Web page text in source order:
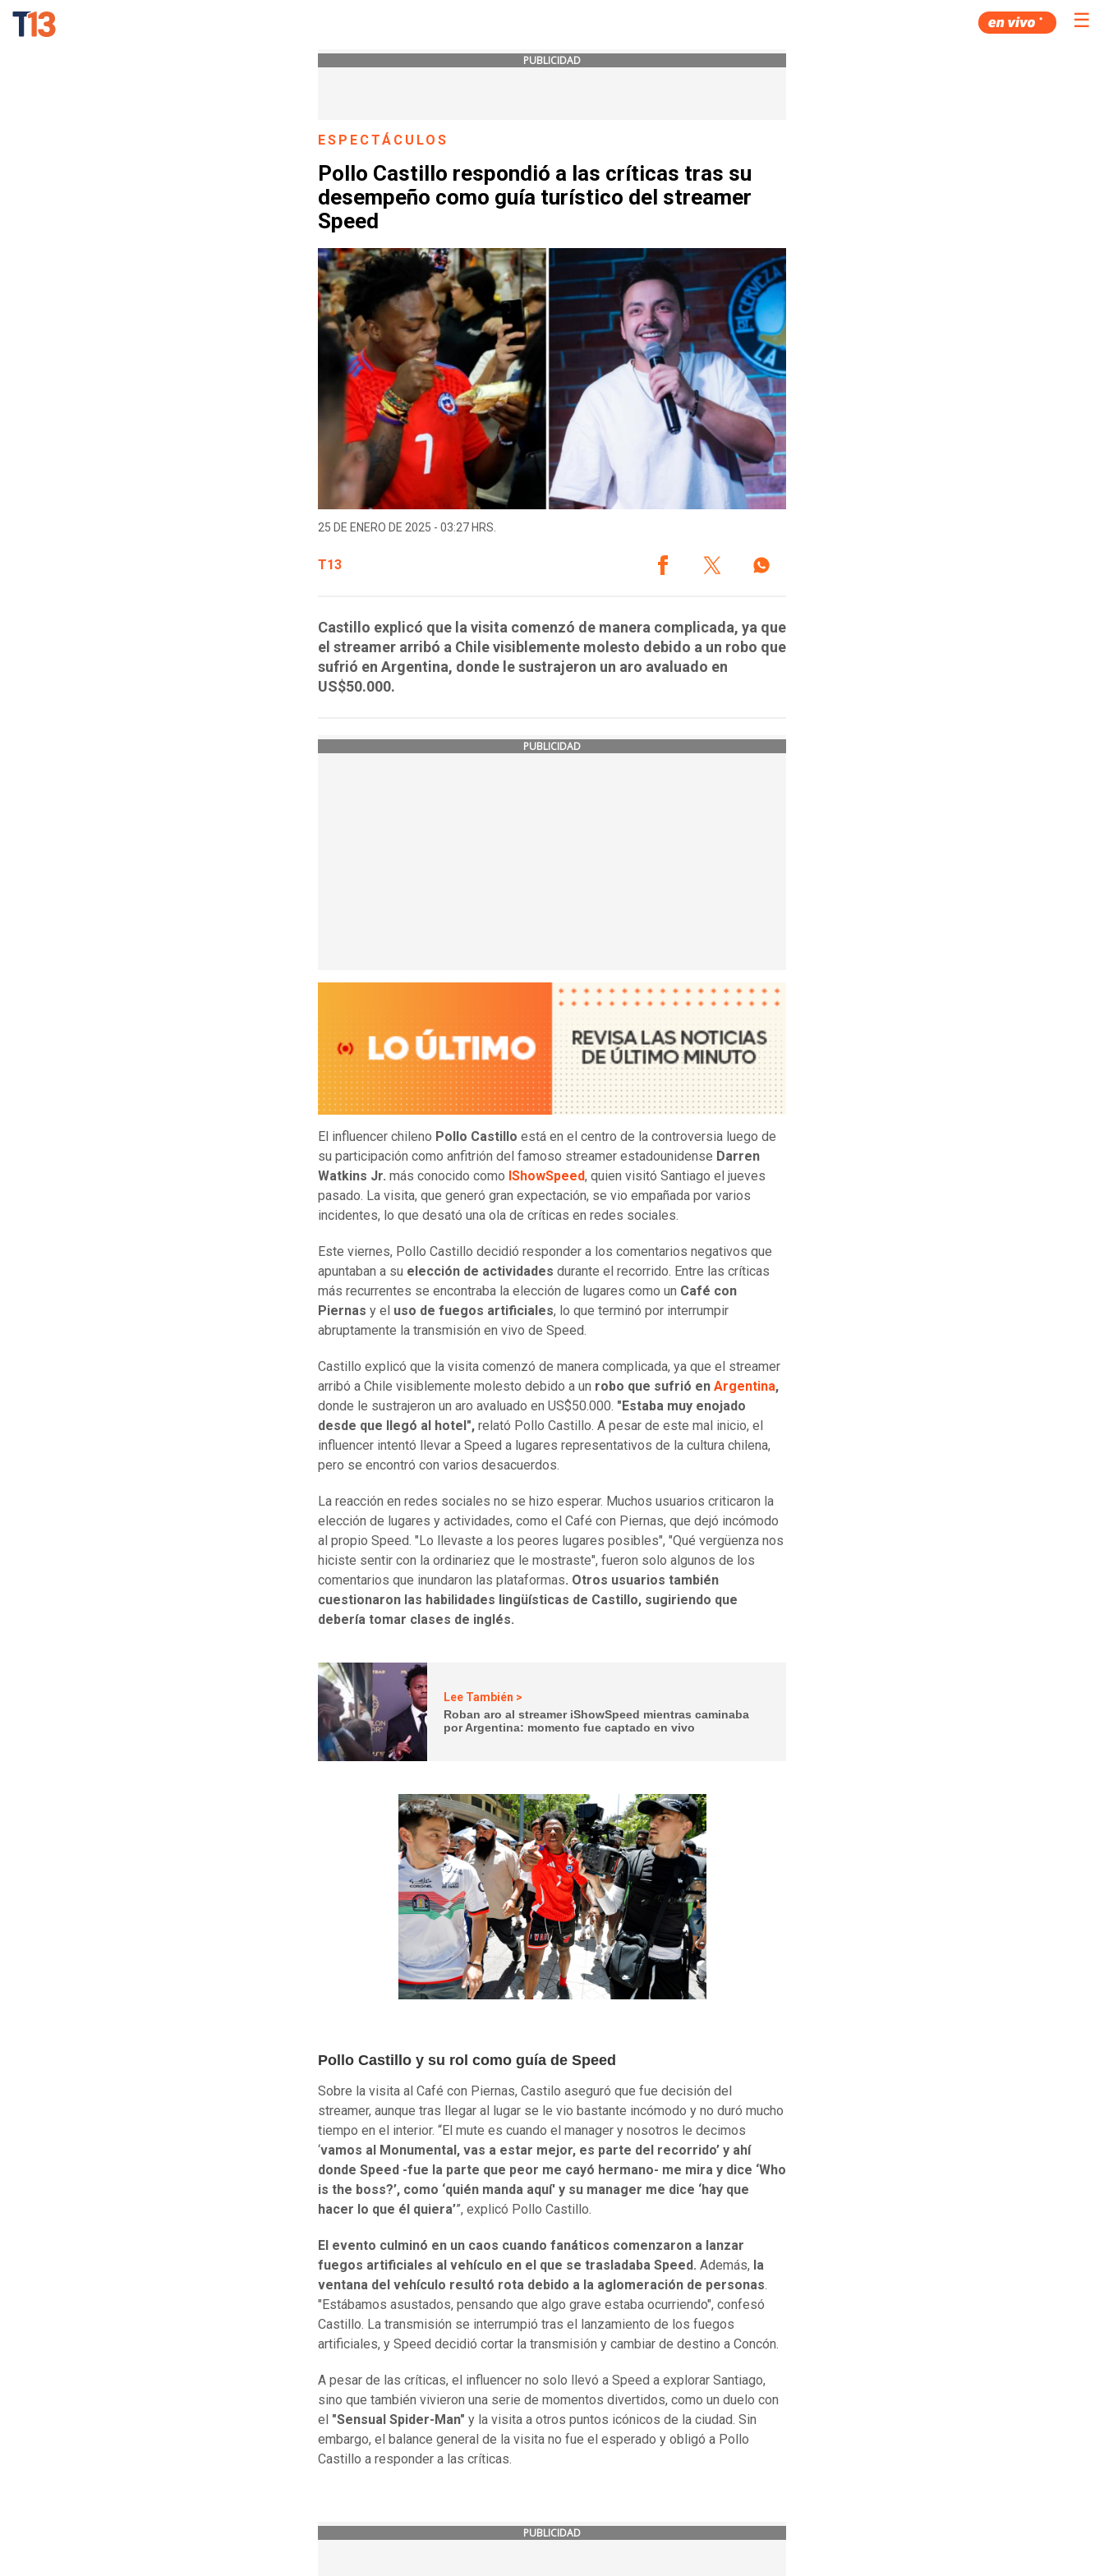
☰
PUBLICIDAD
ESPECTÁCULOS
Pollo Castillo respondió a las críticas tras su
desempeño como guía turístico del streamer
Speed
25 DE ENERO DE 2025 - 03:27 HRS.
T13
Castillo explicó que la visita comenzó de manera complicada, ya que
el streamer arribó a Chile visiblemente molesto debido a un robo que
sufrió en Argentina, donde le sustrajeron un aro avaluado en
US$50.000.
PUBLICIDAD
El influencer chileno Pollo Castillo está en el centro de la controversia luego de
su participación como anfitrión del famoso streamer estadounidense Darren
Watkins Jr. más conocido como IShowSpeed, quien visitó Santiago el jueves
pasado. La visita, que generó gran expectación, se vio empañada por varios
incidentes, lo que desató una ola de críticas en redes sociales.
Este viernes, Pollo Castillo decidió responder a los comentarios negativos que
apuntaban a su elección de actividades durante el recorrido. Entre las críticas
más recurrentes se encontraba la elección de lugares como un Café con
Piernas y el uso de fuegos artificiales, lo que terminó por interrumpir
abruptamente la transmisión en vivo de Speed.
Castillo explicó que la visita comenzó de manera complicada, ya que el streamer
arribó a Chile visiblemente molesto debido a un robo que sufrió en Argentina,
donde le sustrajeron un aro avaluado en US$50.000. "Estaba muy enojado
desde que llegó al hotel", relató Pollo Castillo. A pesar de este mal inicio, el
influencer intentó llevar a Speed a lugares representativos de la cultura chilena,
pero se encontró con varios desacuerdos.
La reacción en redes sociales no se hizo esperar. Muchos usuarios criticaron la
elección de lugares y actividades, como el Café con Piernas, que dejó incómodo
al propio Speed. "Lo llevaste a los peores lugares posibles", "Qué vergüenza nos
hiciste sentir con la ordinariez que le mostraste", fueron solo algunos de los
comentarios que inundaron las plataformas. Otros usuarios también
cuestionaron las habilidades lingüísticas de Castillo, sugiriendo que
debería tomar clases de inglés.
Lee También >
Roban aro al streamer iShowSpeed mientras caminaba
por Argentina: momento fue captado en vivo
Pollo Castillo y su rol como guía de Speed
Sobre la visita al Café con Piernas, Castilo aseguró que fue decisión del
streamer, aunque tras llegar al lugar se le vio bastante incómodo y no duró mucho
tiempo en el interior. “El mute es cuando el manager y nosotros le decimos
‘vamos al Monumental, vas a estar mejor, es parte del recorrido’ y ahí
donde Speed -fue la parte que peor me cayó hermano- me mira y dice ‘Who
is the boss?’, como ‘quién manda aquí' y su manager me dice ‘hay que
hacer lo que él quiera’”, explicó Pollo Castillo.
El evento culminó en un caos cuando fanáticos comenzaron a lanzar
fuegos artificiales al vehículo en el que se trasladaba Speed. Además, la
ventana del vehículo resultó rota debido a la aglomeración de personas.
"Estábamos asustados, pensando que algo grave estaba ocurriendo", confesó
Castillo. La transmisión se interrumpió tras el lanzamiento de los fuegos
artificiales, y Speed decidió cortar la transmisión y cambiar de destino a Concón.
A pesar de las críticas, el influencer no solo llevó a Speed a explorar Santiago,
sino que también vivieron una serie de momentos divertidos, como un duelo con
el "Sensual Spider-Man" y la visita a otros puntos icónicos de la ciudad. Sin
embargo, el balance general de la visita no fue el esperado y obligó a Pollo
Castillo a responder a las críticas.
PUBLICIDAD